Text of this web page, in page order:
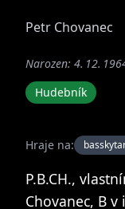
Petr Chovanec
Narozen: 4. 12.
Hudebník
Hraje na:
P.B.CH.,
Chovanec, B